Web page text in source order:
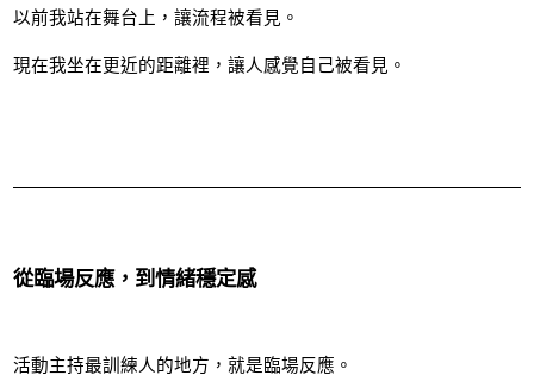
以前我站在舞台上，讓流程被看見。
現在我坐在更近的距離裡，讓人感覺自己被看見。
從臨場反應，到情緒穩定感
活動主持最訓練人的地方，就是臨場反應。